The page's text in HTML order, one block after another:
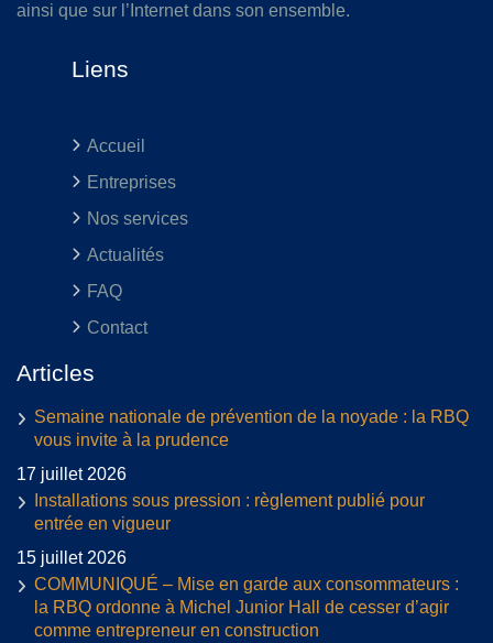
ainsi que sur l’Internet dans son ensemble.
Liens
Accueil
Entreprises
Nos services
Actualités
FAQ
Contact
Articles
Semaine nationale de prévention de la noyade : la RBQ
vous invite à la prudence
17 juillet 2026
Installations sous pression : règlement publié pour
entrée en vigueur
15 juillet 2026
COMMUNIQUÉ – Mise en garde aux consommateurs :
la RBQ ordonne à Michel Junior Hall de cesser d’agir
comme entrepreneur en construction